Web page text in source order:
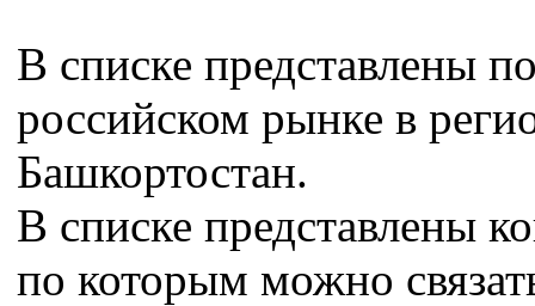
В списке представлены
российском рынке в
Башкортостан.
В списке представлены
по которым можно